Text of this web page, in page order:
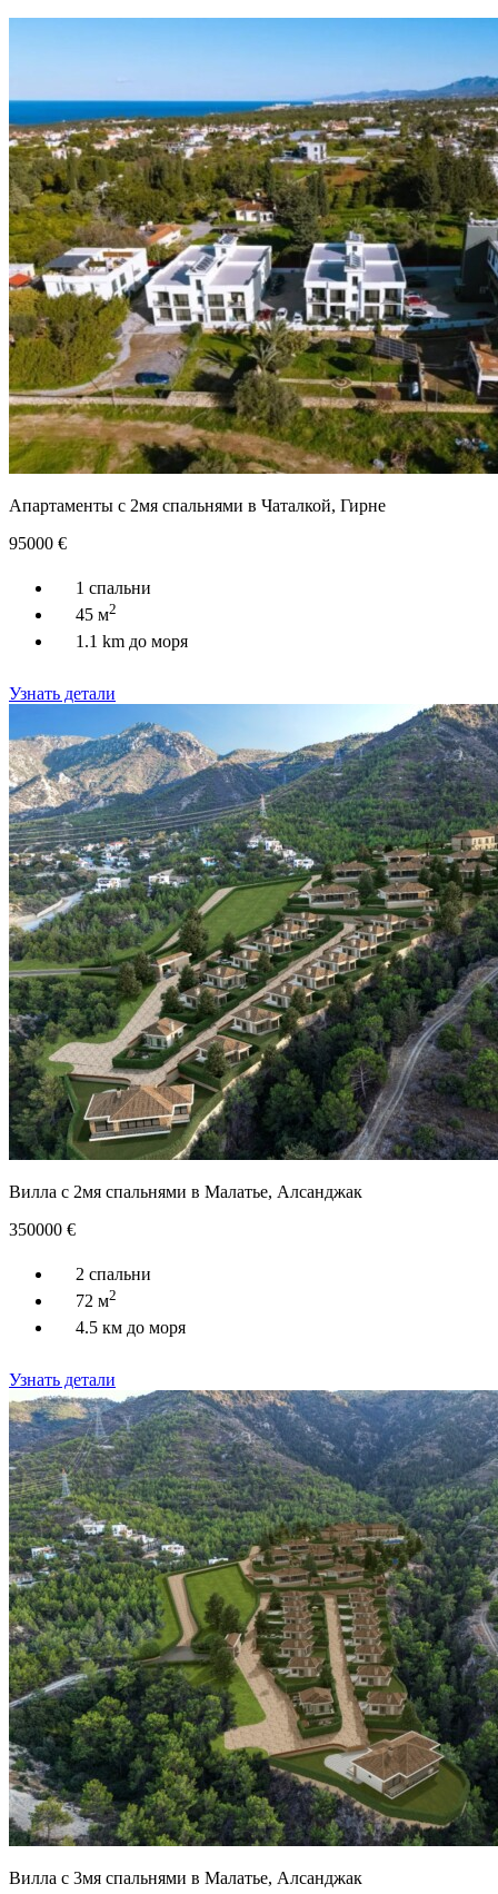
Апартаменты с 2мя спальнями в Чаталкой, Гирне
95000 €
1 спальни
45 м2
1.1 km до моря
Узнать детали
Вилла с 2мя спальнями в Малатье, Алсанджак
350000 €
2 спальни
72 м2
4.5 км до моря
Узнать детали
Вилла с 3мя спальнями в Малатье, Алсанджак